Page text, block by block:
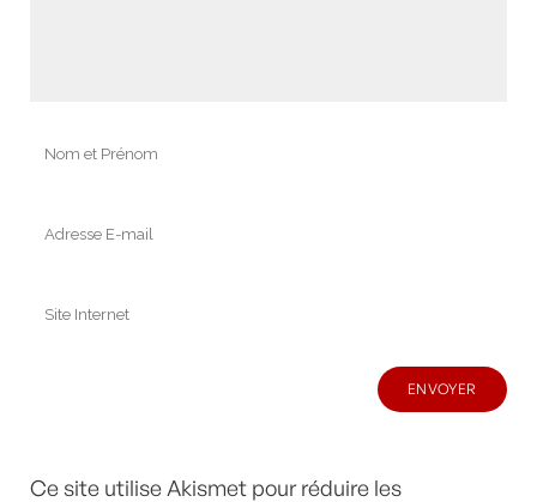
Ce site utilise Akismet pour réduire les